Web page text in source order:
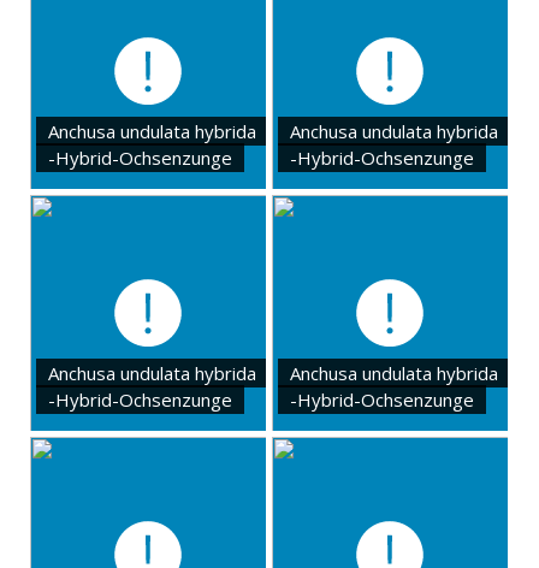
Anchusa undulata hybrida
-Hybrid-Ochsenzunge
Anchusa undulata hybrida
-Hybrid-Ochsenzunge
Anchusa undulata hybrida
-Hybrid-Ochsenzunge
Anchusa undulata hybrida
-Hybrid-Ochsenzunge